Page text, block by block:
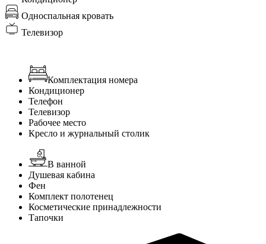
Односпальная кровать
Телевизор
Комплектация номера
Кондиционер
Телефон
Телевизор
Рабочее место
Кресло и журнальный столик
В ванной
Душевая кабина
Фен
Комплект полотенец
Косметические принадлежности
Тапочки